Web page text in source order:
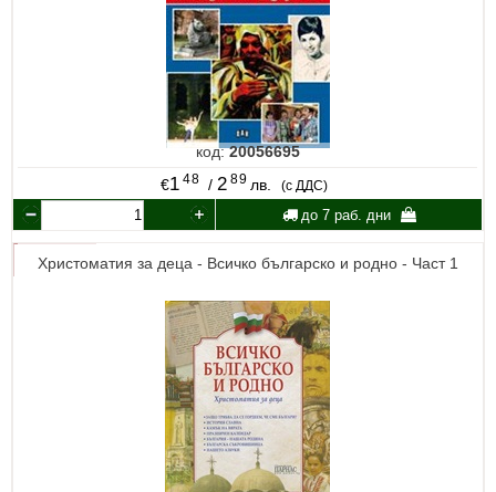
код:20056695
€1 48 / 2 89 лв. (с ДДС)
до 7 раб. дни
Христоматия за деца - Всичко българско и родно - Част 1